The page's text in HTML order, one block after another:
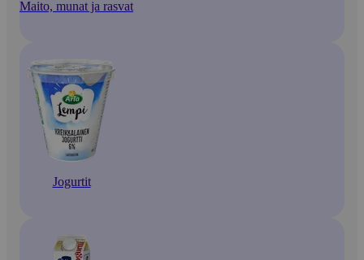
Maito, munat ja rasvat
Jogurtit